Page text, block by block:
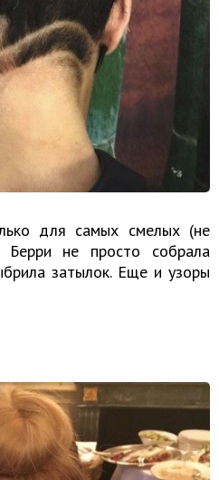
для самых смелых (не
не просто собрала
затылок. Еще и узоры